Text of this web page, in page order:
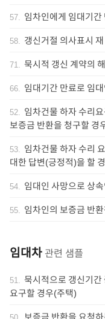
57. 임차인에게 임대기
58. 갱신거절 의사표시
71. 묵시적 갱신 계약의
66. 임대기간 만료로 임
52. 임차건물 하자 수리
보증금 반환을 청구할 경
53. 임차건물 하자 수리
대한 답변(긍정적)을 할
54. 임대인 사망으로 상
55. 임차인의 보증금 반
임대차 관련 샘플
51. 묵시적으로 갱신기간
요구할 경우(주택)